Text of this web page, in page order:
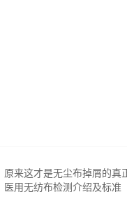
原来这才是无尘布掉屑的真
医用无纺布检测介绍及标准